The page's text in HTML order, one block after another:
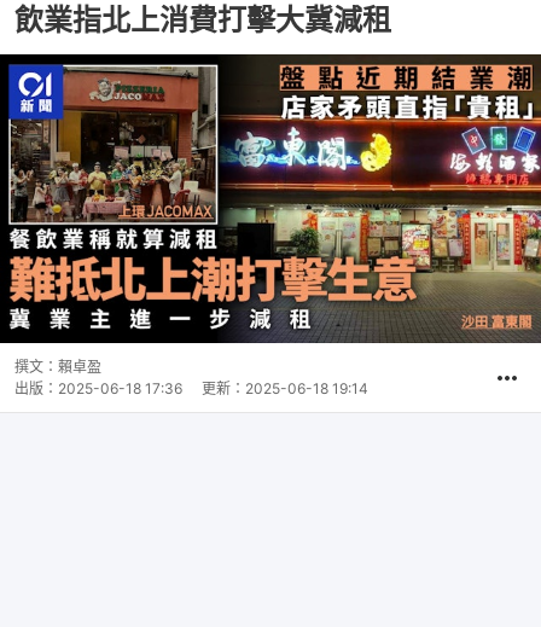
飲業指北上消費打擊大冀減租
撰文： 賴卓盈
出版： 2025-06-18 17:36 更新： 2025-06-18 19:14